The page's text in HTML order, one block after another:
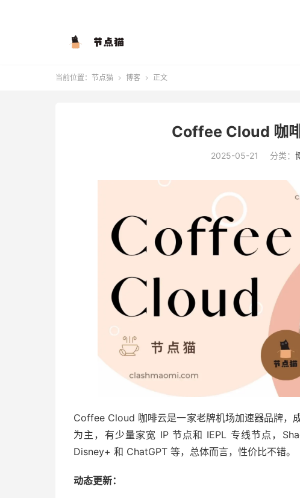
当前位置： 节点猫  博客  正文
Coffee Cloud 咖
2025-05-21 分类：
Coffee Cloud 咖啡云是一家老牌机场加速器品牌，
为主，有少量家宽 IP 节点和 IEPL 专线节点，
Disney+ 和 ChatGPT 等，总体而言，性价比不错。
动态更新：